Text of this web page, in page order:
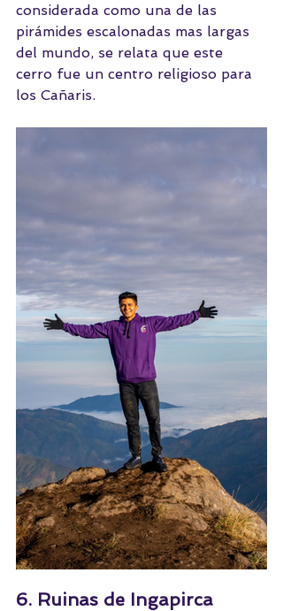
considerada como una de las
pirámides escalonadas mas largas
del mundo, se relata que este
cerro fue un centro religioso para
los Cañaris.
6. Ruinas de Ingapirca